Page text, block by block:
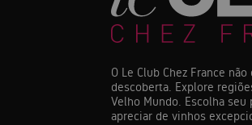
O Le Club Chez France
descoberta. Explore
Velho Mundo. Escolha
apreciar de vinhos